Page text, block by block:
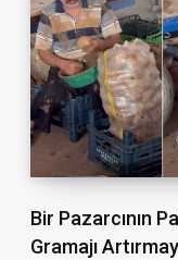
Bir Pazarcının
Gramajı